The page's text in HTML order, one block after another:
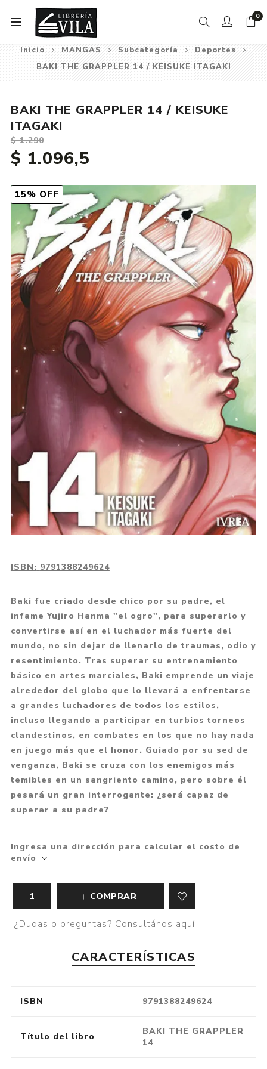
0
Inicio MANGAS Subcategoría
Deportes
BAKI THE GRAPPLER 14 / KEISUKE ITAGAKI
15% OFF
BAKI THE GRAPPLER 14 / KEISUKE
ITAGAKI
$ 1.290
$ 1.096,5
ISBN: 9791388249624
Baki fue criado desde chico por su padre, el
infame Yujiro Hanma "el ogro", para superarlo y
convertirse así en el luchador más fuerte del
mundo, no sin dejar de llenarlo de traumas, odio y
resentimiento. Tras superar su entrenamiento
básico en artes marciales, Baki emprende un viaje
alrededor del globo que lo llevará a enfrentarse
a grandes luchadores de todos los estilos,
incluso llegando a participar en turbios torneos
clandestinos, en combates en los que no hay nada
en juego más que el honor. Guiado por su sed de
venganza, Baki se cruza con los enemigos más
temibles en un sangriento camino, pero sobre él
pesará un gran interrogante: ¿será capaz de
superar a su padre?
Ingresa una dirección para calcular el costo de
envío
COMPRAR
¿Dudas o preguntas? Consultános aquí
CARACTERÍSTICAS
ISBN 9791388249624
Título del libro
BAKI THE GRAPPLER
14